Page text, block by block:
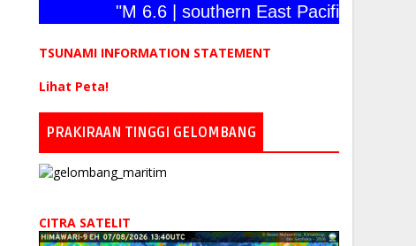
"M 6.6 | southern East Pacific Rise |
TSUNAMI INFORMATION STATEMENT
Lihat Peta!
PRAKIRAAN TINGGI GELOMBANG
CITRA SATELIT